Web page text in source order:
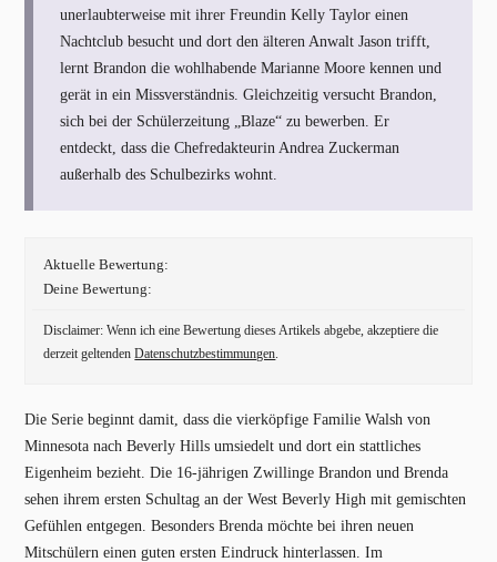
unerlaubterweise mit ihrer Freundin Kelly Taylor einen
Nachtclub besucht und dort den älteren Anwalt Jason trifft,
lernt Brandon die wohlhabende Marianne Moore kennen und
gerät in ein Missverständnis. Gleichzeitig versucht Brandon,
sich bei der Schülerzeitung „Blaze“ zu bewerben. Er
entdeckt, dass die Chefredakteurin Andrea Zuckerman
außerhalb des Schulbezirks wohnt.
Aktuelle Bewertung:
Deine Bewertung:
Disclaimer: Wenn ich eine Bewertung dieses Artikels abgebe, akzeptiere die
derzeit geltendenDatenschutzbestimmungen.
Die Serie beginnt damit, dass die vierköpfige Familie Walsh von
Minnesota nach Beverly Hills umsiedelt und dort ein stattliches
Eigenheim bezieht. Die 16-jährigen Zwillinge Brandon und Brenda
sehen ihrem ersten Schultag an der West Beverly High mit gemischten
Gefühlen entgegen. Besonders Brenda möchte bei ihren neuen
Mitschülern einen guten ersten Eindruck hinterlassen. Im